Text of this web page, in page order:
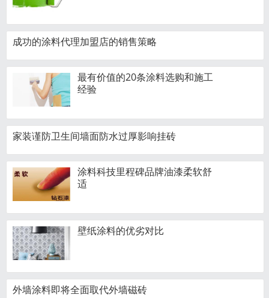
成功的涂料代理加盟店的销售策略
最有价值的20条涂料选购和施工
经验
家装谨防卫生间墙面防水过厚影响挂砖
涂料科技里程碑品牌油漆柔软舒
适
壁纸涂料的优劣对比
外墙涂料即将全面取代外墙磁砖